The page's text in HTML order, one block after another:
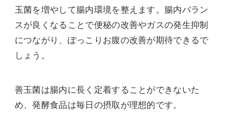
玉菌を増やして腸内環境を整えます。腸内バラン
スが良くなることで便秘の改善やガスの発生抑制
につながり、ぽっこりお腹の改善が期待できるで
しょう。
善玉菌は腸内に長く定着することができないた
め、発酵食品は毎日の摂取が理想的です。